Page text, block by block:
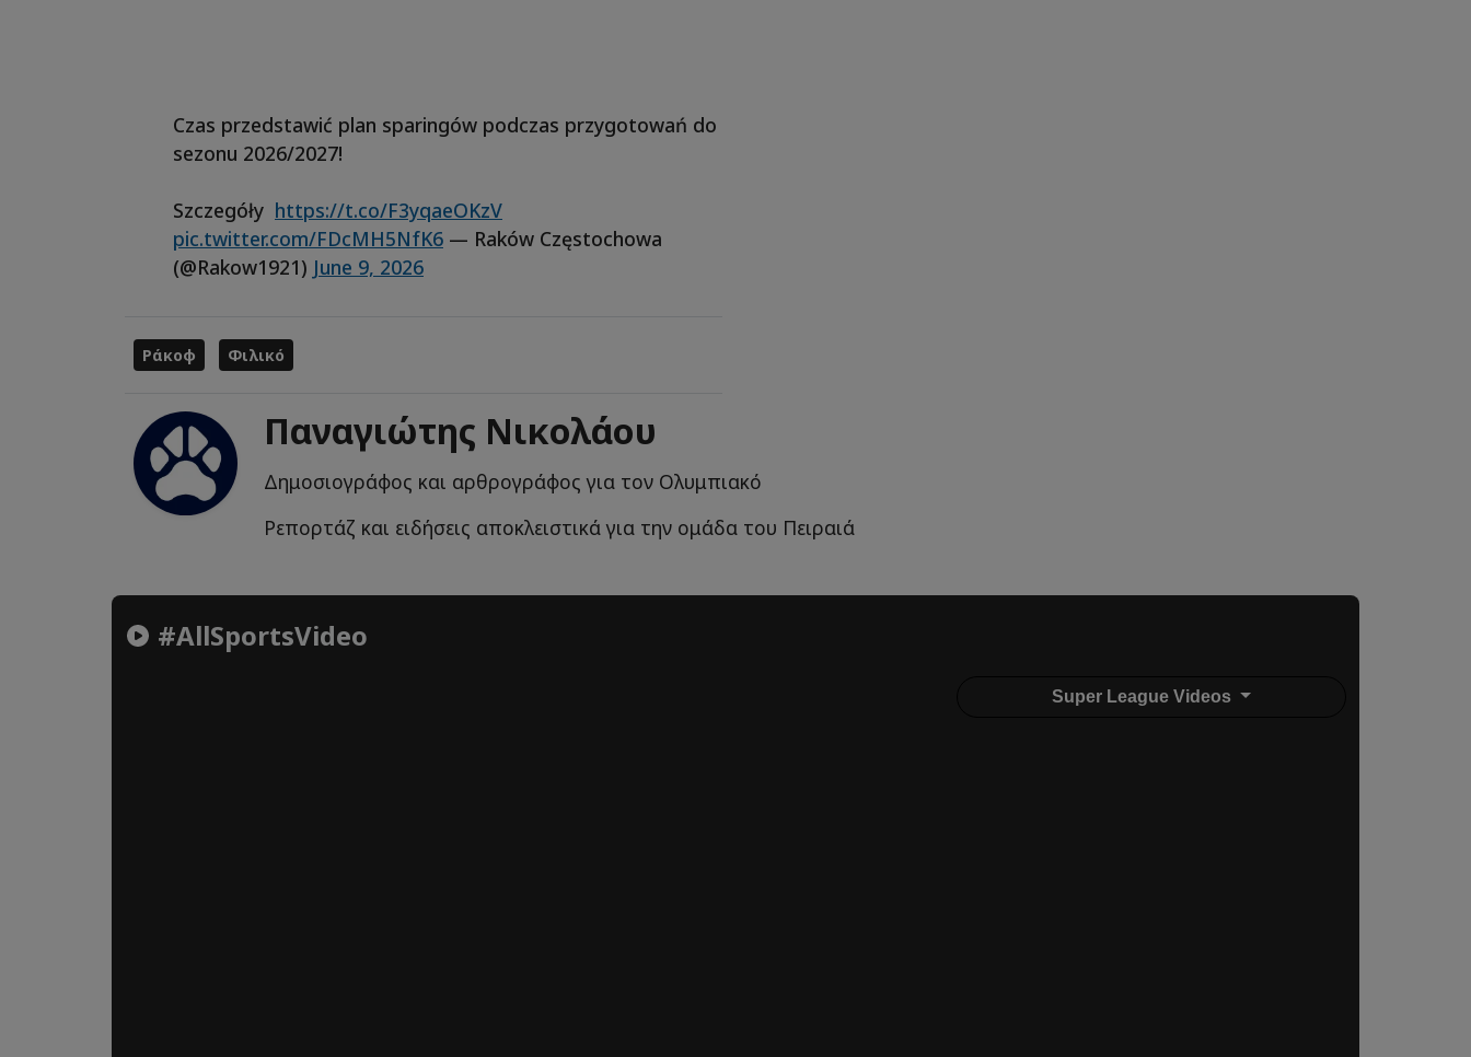
Czas przedstawić plan sparingów podczas przygotowań do
sezonu 2026/2027!
Szczegóły https://t.co/F3yqaeOKzV
pic.twitter.com/FDcMH5NfK6 — Raków Częstochowa
(@Rakow1921) June 9, 2026
Ράκοφ Φιλικό
Παναγιώτης Νικολάου
Δημοσιογράφος και αρθρογράφος για τον Ολυμπιακό
Ρεπορτάζ και ειδήσεις αποκλειστικά για την ομάδα του Πειραιά
#AllSportsVideo
Super League Videos